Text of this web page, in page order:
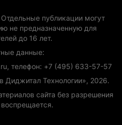
публикации могут
не предназначенную для
до 16 лет.
данные:
телефон: +7 (495) 633-57-57
Технологии», 2026.
сайта без разрешения